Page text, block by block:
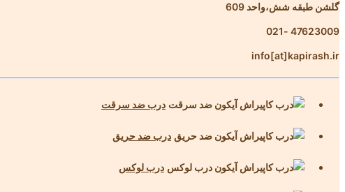
گلشن طبقه شش،واحد 609
47623009 -021
info[at]kapirash.ir
درب ضد سرقت
درب ضد حریق
درب لوکس